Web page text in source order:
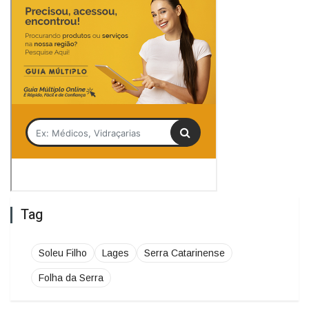
Tag
Soleu Filho Lages Serra Catarinense
Folha da Serra